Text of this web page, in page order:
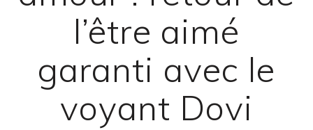
l’être aimé
garanti avec le
voyant Dovi